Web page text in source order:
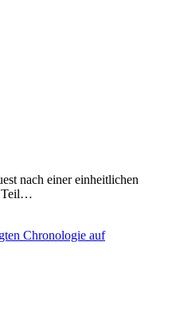
nach einer einheitlichen
Teil…